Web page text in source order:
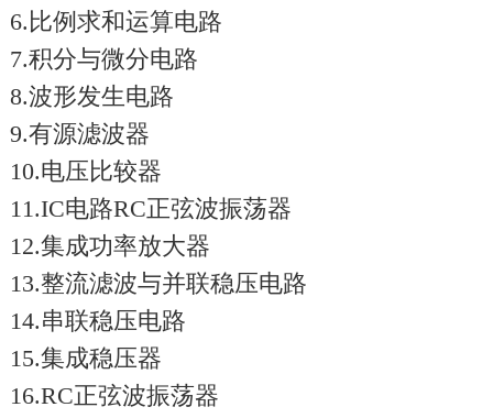
6.比例求和运算电路
7.积分与微分电路
8.波形发生电路
9.有源滤波器
10.电压比较器
11.IC电路RC正弦波振荡器
12.集成功率放大器
13.整流滤波与并联稳压电路
14.串联稳压电路
15.集成稳压器
16.RC正弦波振荡器